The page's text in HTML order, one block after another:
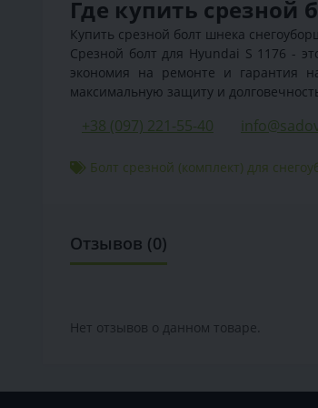
Где купить срезной
Купить срезной болт шнека
Срезной болт для Hyundai S 1176 -
экономия на ремонте и гарантия
максимальную защиту и
+38 (097) 221-55-40
Болт срезной (комплект) для
Отзывов (0)
Нет отзывов о данном товаре.